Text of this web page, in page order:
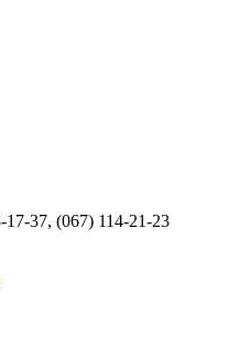
17-37, (067) 114-21-23